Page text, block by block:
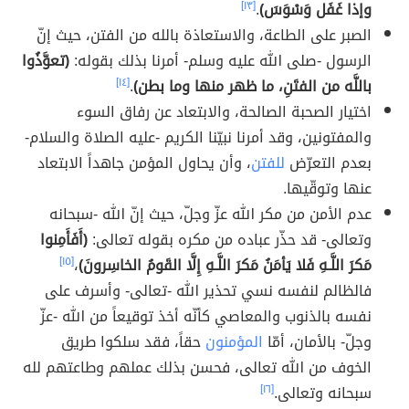
وإذا غَفَل وَسْوَسَ).[١٣]
الصبر على الطاعة، والاستعاذة بالله من الفتن، حيث إنّ
الرسول -صلى الله عليه وسلم- أمرنا بذلك بقوله:(تعوَّذُوا
باللَّه من الفتَنِ، ما ظهر منها وما بطن).[١٤]
اختيار الصحبة الصالحة، والابتعاد عن رفاق السوء
والمفتونين، وقد أمرنا نبيّنا الكريم -عليه الصلاة والسلام-
بعدم التعرّض للفتن، وأن يحاول المؤمن جاهداََ الابتعاد
عنها وتوقّيها.
عدم الأمن من مكر الله عزّ وجلّ، حيث إنّ الله -سبحانه
وتعالى- قد حذّر عباده من مكره بقوله تعالى:(أَفَأَمِنوا
مَكرَ اللَّـهِ فَلا يَأمَنُ مَكرَ اللَّـهِ إِلَّا القَومُ الخاسِرونَ)،[١٥]
فالظالم لنفسه نسي تحذير الله -تعالى- وأسرف على
نفسه بالذنوب والمعاصي كأنّه أخذ توقيعاََ من الله -عزّ
وجلّ- بالأمان، أمّا المؤمنونحقاً، فقد سلكوا طريق
الخوف من الله تعالى، فحسن بذلك عملهم وطاعتهم لله
سبحانه وتعالى.[١٦]